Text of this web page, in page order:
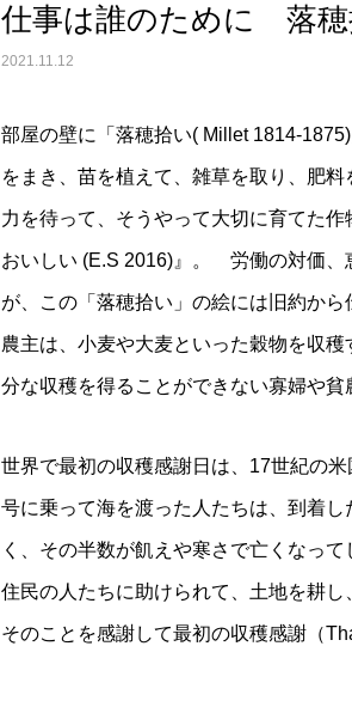
仕事は誰のために 落穂
2021.11.12
部屋の壁に「落穂拾い( Millet 1814-
をまき、苗を植えて、雑草を取り、肥
力を待って、そうやって大切に育てた
おいしい (E.S 2016)』。 労働の対価、
が、この「落穂拾い」の絵には旧約から
農主は、小麦や大麦といった穀物を収
分な収穫を得ることができない寡婦や貧
世界で最初の収穫感謝日は、17世紀の
号に乗って海を渡った人たちは、到着
く、その半数が飢えや寒さで亡くなっ
住民の人たちに助けられて、土地を耕し
そのことを感謝して最初の収穫感謝（